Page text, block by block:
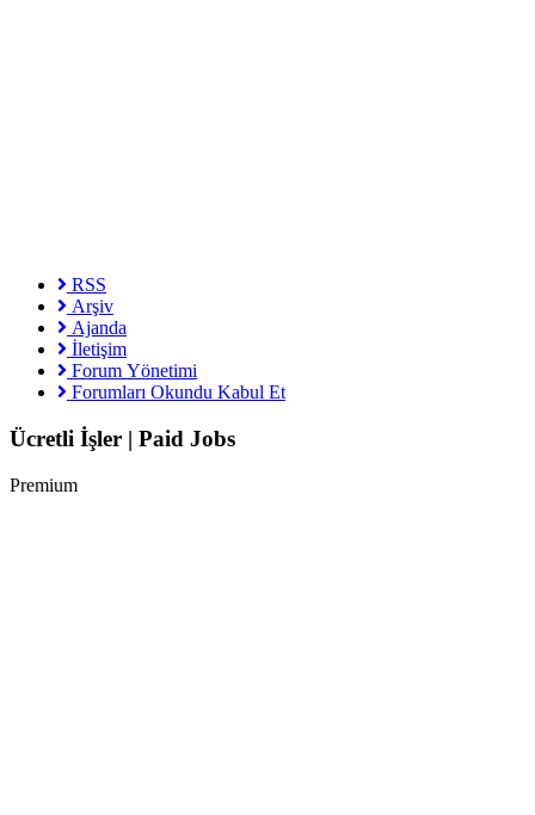
RSS
Arşiv
Ajanda
İletişim
Forum Yönetimi
Forumları Okundu Kabul Et
Ücretli İşler | Paid Jobs
Premium